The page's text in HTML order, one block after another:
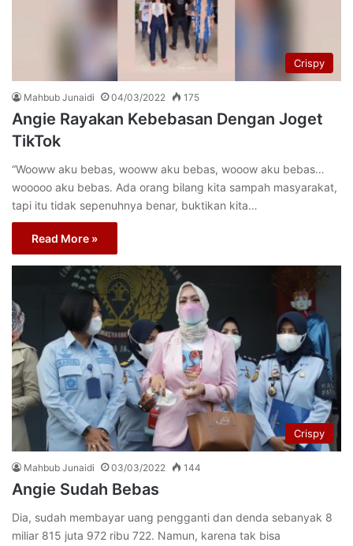
Crispy
Mahbub Junaidi 04/03/2022 175
Angie Rayakan Kebebasan Dengan Joget
TikTok
“Wooww aku bebas, wooww aku bebas, wooow aku bebas…
wooooo aku bebas. Ada orang bilang kita sampah masyarakat,
tapi itu tidak sepenuhnya benar, buktikan kita…
Read More »
Crispy
Mahbub Junaidi 03/03/2022 144
Angie Sudah Bebas
Dia, sudah membayar uang pengganti dan denda sebanyak 8
miliar 815 juta 972 ribu 722. Namun, karena tak bisa